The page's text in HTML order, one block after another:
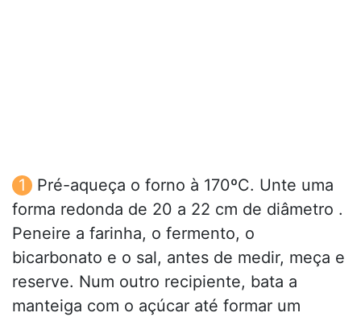
Pré-aqueça o forno à 170ºC. Unte uma
forma redonda de 20 a 22 cm de diâmetro .
Peneire a farinha, o fermento, o
bicarbonato e o sal, antes de medir, meça e
reserve. Num outro recipiente, bata a
manteiga com o açúcar até formar um